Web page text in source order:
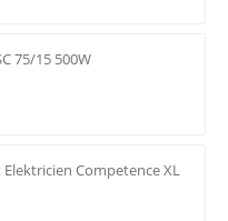
75/15 500W
Competence XL